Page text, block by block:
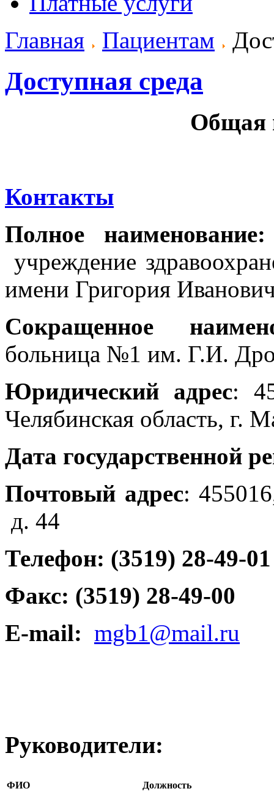
Главная
Пациентам
Доступная среда
Общая
Контакты
Полное
учреждение
имени Григория
Сокращенное
больница №1 им. Г.И.
Юридический адрес:
Челябинская область, г.
Дата государственной
Почтовый адрес:
д. 44
Телефон: (3519) 28-49-01
Факс: (3519) 28-49-00
E-mail: mgb1@mail.ru
Руководители:
ФИО Должность